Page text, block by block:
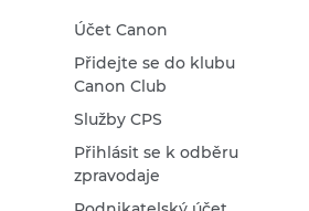
Účet Canon
Přidejte se do klubu
Canon Club
Služby CPS
Přihlásit se k odběru
zpravodaje